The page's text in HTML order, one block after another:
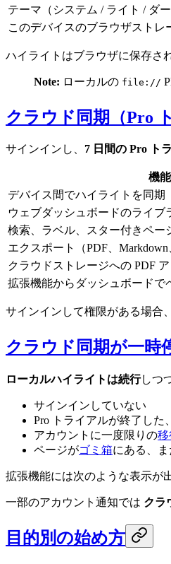
テーマ（システム / ライト / ダー
このデバイスのブラウザストレ
ハイライトはブラウザに保存さ
Note: ローカルの file://
クラウド同期（Pro
サインインし、 7 日間の Pro ト
機能
デバイス間でハイライトを同期
ウェブダッシュボードのライブ
検索、ラベル、スター付きペー
エクスポート（PDF、
クラウドストレージへの PDF
拡張機能からダッシュボードで
サインインして権限がある場合
クラウド同期が一時
ローカルハイライトは続行しつ
サインインしていない
Pro トライアルが終了した
アカウントに一度限りの移
ページがゴミ箱にある、ま
拡張機能には次のような表示が
一部のアカウント通知では クラ
目的別の始め方